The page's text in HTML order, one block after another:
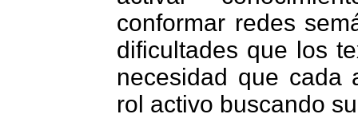
conformar redes
dificultades que los
necesidad que cada
rol activo buscando